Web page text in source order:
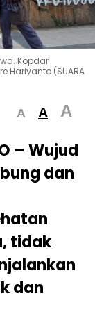
Kopdar
Hariyanto (SUARA
A A A
– Wujud
dan
tidak
dan